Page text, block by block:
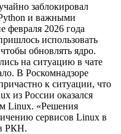
заблокировал
и важными
февраля 2026 года
использовать
обновлять ядро.
на ситуацию в чате
В Роскомнадзоре
к ситуации, что
из России оказался
Linux. «Решения
сервисов Linux в
РКН.